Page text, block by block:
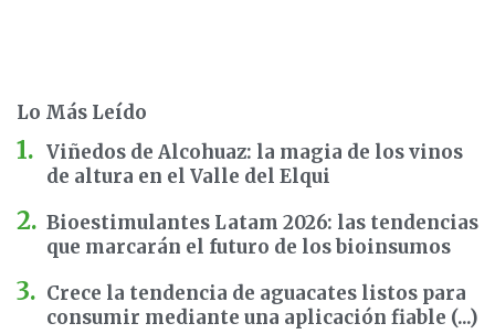
Lo Más Leído
Viñedos de Alcohuaz: la magia de los vinos
de altura en el Valle del Elqui
Bioestimulantes Latam 2026: las tendencias
que marcarán el futuro de los bioinsumos
Crece la tendencia de aguacates listos para
consumir mediante una aplicación fiable (...)